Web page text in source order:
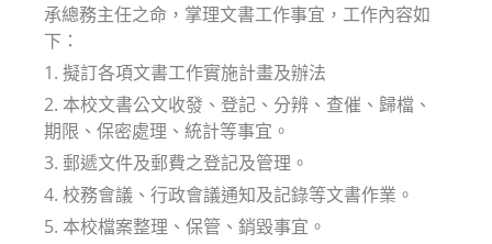
承總務主任之命，掌理文書工作事宜，工作內容如
下：
1. 擬訂各項文書工作實施計畫及辦法
2. 本校文書公文收發、登記、分辨、查催、歸檔、
期限、保密處理、統計等事宜。
3. 郵遞文件及郵費之登記及管理。
4. 校務會議、行政會議通知及記錄等文書作業。
5. 本校檔案整理、保管、銷毀事宜。